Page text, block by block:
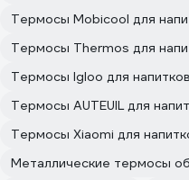
Термосы Mobicool для
Термосы Thermos для
Термосы Igloo для напитков
Термосы AUTEUIL для
Термосы Xiaomi для
Металлические термосы